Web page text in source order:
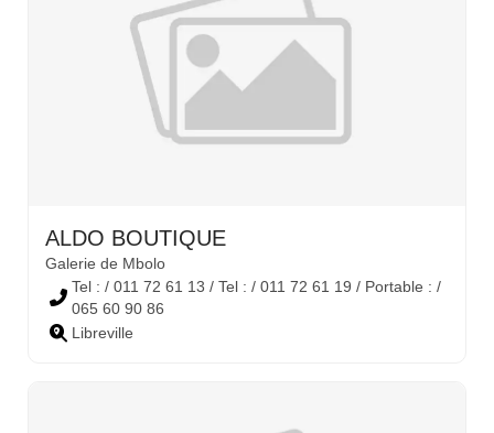
ALDO BOUTIQUE
Galerie de Mbolo
Tel : / 011 72 61 13 / Tel : / 011 72 61 19 / Portable : /
065 60 90 86
Libreville